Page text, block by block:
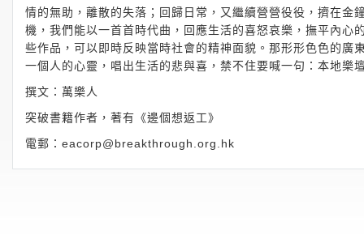
情的無助，離散的失落；回歸日常，又繼續營營役役，擠在
機，我們能以一首首時代曲，回應生活的喜怒哀樂，撫平內
些作品，可以即時反映當時社會的精神面貌。那形形色色的
一個人的心靈，唱出生活的悲與喜，禁不住要喊一句：本地樂
撰文：萬樂人
突破書籍作者，著有《邊個想返工》
電郵： eacorp@breakthrough.org.hk